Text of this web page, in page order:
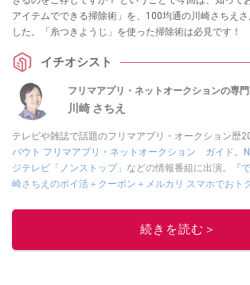
アイテムでできる掃除術」を、100均通の川崎さちえ
した。「糸つきようじ」を使った掃除術は必見です！
イチオシスト
フリマアプリ・ネットオークションの専
川崎 さちえ
テレビや雑誌で話題のフリマアプリ・オークション歴
バウト フリマアプリ・ネットオークション ガイド。
ジテレビ「ノンストップ」 などの情報番組に出演。
『
崎さちえのポイ活＋クーポン＋メルカリ スマホでおト
的に稼ぐ！』（翔泳社刊）
■経歴：2003年、夫が子育てをするために、突然会社
続きを読む＞